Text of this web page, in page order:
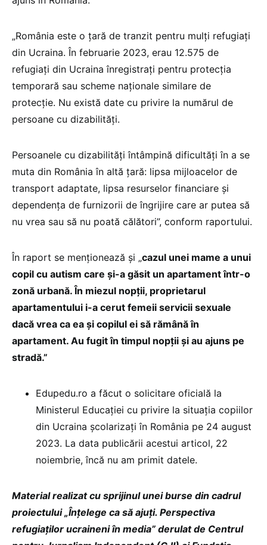
„România este o țară de tranzit pentru mulți refugiați
din Ucraina. În februarie 2023, erau 12.575 de
refugiați din Ucraina înregistrați pentru protecția
temporară sau scheme naționale similare de
protecție. Nu există date cu privire la numărul de
persoane cu dizabilități.
Persoanele cu dizabilități întâmpină dificultăți în a se
muta din România în altă țară: lipsa mijloacelor de
transport adaptate, lipsa resurselor financiare și
dependența de furnizorii de îngrijire care ar putea să
nu vrea sau să nu poată călători”, conform raportului.
În raport se menționează și „cazul unei mame a unui
copil cu autism care și-a găsit un apartament într-o
zonă urbană. În miezul nopții, proprietarul
apartamentului i-a cerut femeii servicii sexuale
dacă vrea ca ea și copilul ei să rămână în
apartament. Au fugit în timpul nopții și au ajuns pe
stradă.”
Edupedu.ro a făcut o solicitare oficială la
Ministerul Educației cu privire la situația copiilor
din Ucraina școlarizați în România pe 24 august
2023. La data publicării acestui articol, 22
noiembrie, încă nu am primit datele.
Material realizat cu sprijinul unei burse din cadrul
proiectului „Înțelege ca să ajuți. Perspectiva
refugiaților ucraineni în media” derulat de Centrul